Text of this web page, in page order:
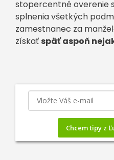
stopercentné overenie
splnenia všetkých
zamestnanec za
získať späť aspoň
Chcem tipy z